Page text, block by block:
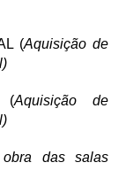
(Aquisição de
(Aquisição de
obra das salas